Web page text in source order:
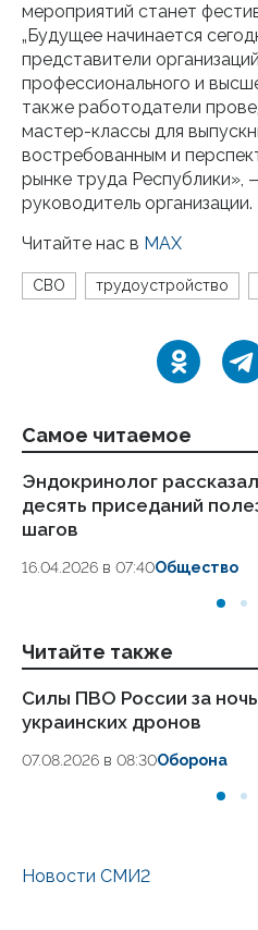
мероприятий станет
„Будущее начинается
представители
профессионального и
также работодатели
мастер-классы для
востребованным и
рынке труда Республики»,
руководитель организации.
Читайте нас в MAX
СВО трудоустройство
Самое читаемое
Эндокринолог
десять приседаний
шагов
16.04.2026 в 07:40Общество
Читайте также
Силы ПВО России за
украинских дронов
07.08.2026 в 08:30Оборона
Новости СМИ2